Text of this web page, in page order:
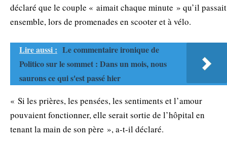
déclaré que le couple « aimait chaque minute » qu’il passait
ensemble, lors de promenades en scooter et à vélo.
Lire aussi : Le commentaire ironique de
Politico sur le sommet : Dans un mois, nous
saurons ce qui s'est passé hier
« Si les prières, les pensées, les sentiments et l’amour
pouvaient fonctionner, elle serait sortie de l’hôpital en
tenant la main de son père », a-t-il déclaré.